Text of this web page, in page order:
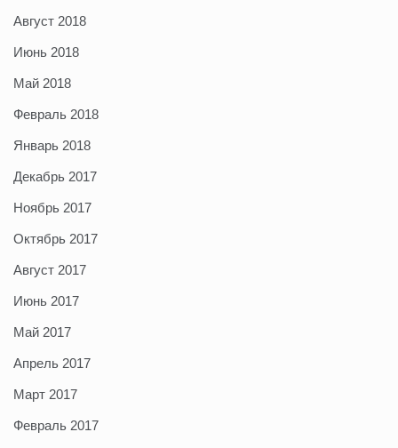
Август 2018
Июнь 2018
Май 2018
Февраль 2018
Январь 2018
Декабрь 2017
Ноябрь 2017
Октябрь 2017
Август 2017
Июнь 2017
Май 2017
Апрель 2017
Март 2017
Февраль 2017